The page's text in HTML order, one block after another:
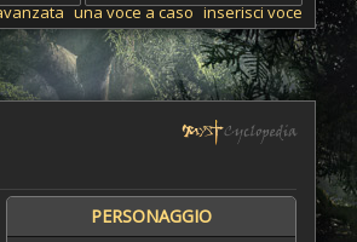
una voce a caso inserisci voce
PERSONAGGIO